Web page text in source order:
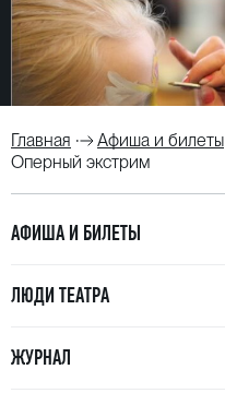
Главная Афиша и билеты
Оперный экстрим
АФИША И БИЛЕТЫ
ЛЮДИ ТЕАТРА
ЖУРНАЛ